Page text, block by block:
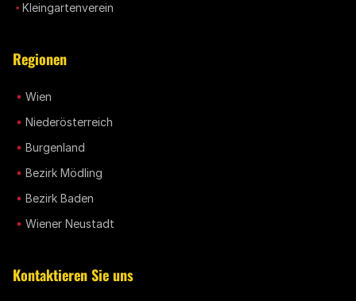
Kleingartenverein
Regionen
Wien
Niederösterreich
Burgenland
Bezirk Mödling
Bezirk Baden
Wiener Neustadt
Kontaktieren Sie uns